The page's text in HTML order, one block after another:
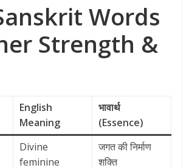
Words
Strength &
English
Meaning
भावार्थ
(Essence)
Divine
feminine
जगत की निर्माण
शक्ति